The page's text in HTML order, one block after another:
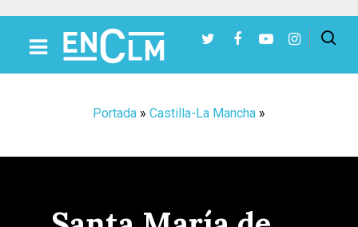
Portada » Castilla-La Mancha »